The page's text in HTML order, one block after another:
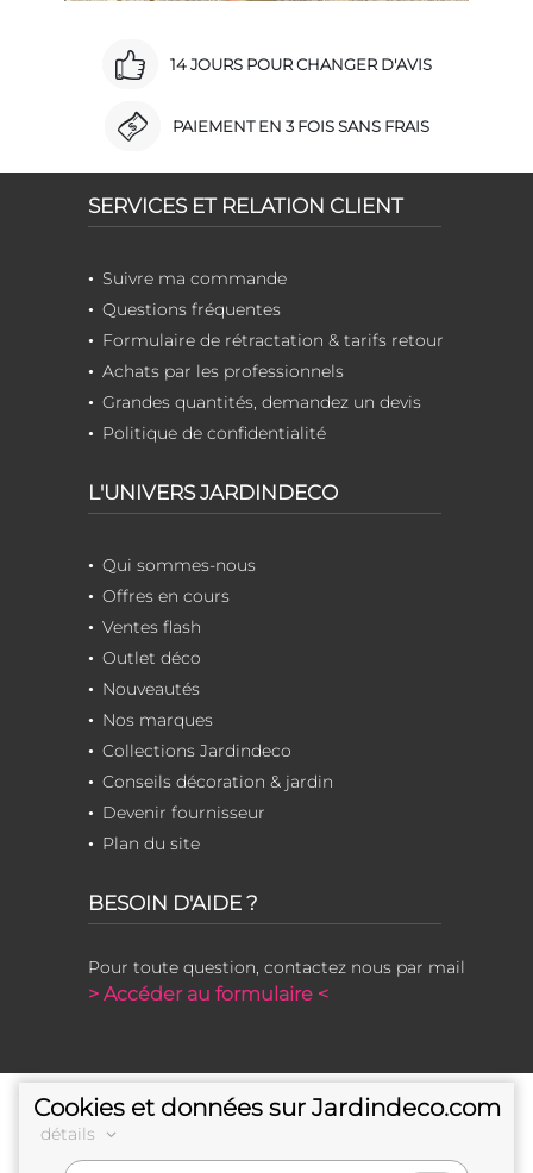
14 JOURS POUR CHANGER D'AVIS
PAIEMENT EN 3 FOIS SANS FRAIS
SERVICES ET RELATION CLIENT
Suivre ma commande
Questions fréquentes
Formulaire de rétractation & tarifs retour
Achats par les professionnels
Grandes quantités, demandez un devis
Politique de confidentialité
L'UNIVERS JARDINDECO
Qui sommes-nous
Offres en cours
Ventes flash
Outlet déco
Nouveautés
Nos marques
Collections Jardindeco
Conseils décoration & jardin
Devenir fournisseur
Plan du site
BESOIN D'AIDE ?
Pour toute question, contactez nous par mail
> Accéder au formulaire <
Cookies et données sur Jardindeco.com
détails